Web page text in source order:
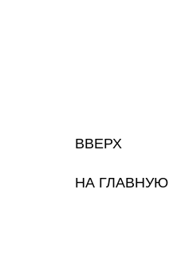
ВВЕРХ
НА ГЛАВНУЮ